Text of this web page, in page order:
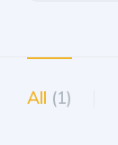
All (1)